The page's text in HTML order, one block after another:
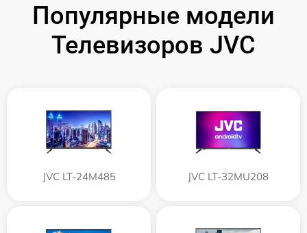
Популярные модели
Телевизоров JVC
JVC LT-24M485 JVC LT-32MU208